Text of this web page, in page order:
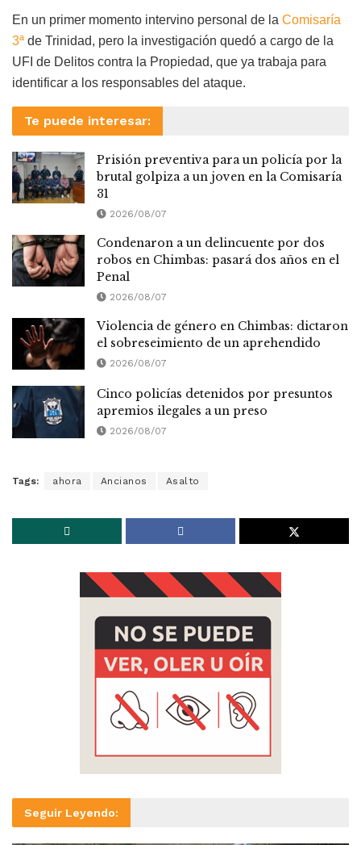
En un primer momento intervino personal de la Comisaría
3ª de Trinidad, pero la investigación quedó a cargo de la
UFI de Delitos contra la Propiedad, que ya trabaja para
identificar a los responsables del ataque.
Te puede interesar:
Prisión preventiva para un policía por la
brutal golpiza a un joven en la Comisaría
31
2026/08/07
Condenaron a un delincuente por dos
robos en Chimbas: pasará dos años en el
Penal
2026/08/07
Violencia de género en Chimbas: dictaron
el sobreseimiento de un aprehendido
2026/08/07
Cinco policías detenidos por presuntos
apremios ilegales a un preso
2026/08/07
Tags: ahora Ancianos Asalto
Seguir Leyendo: